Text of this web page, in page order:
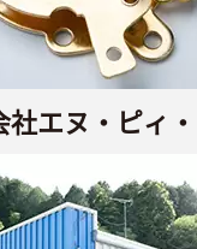
社エヌ・ピィ